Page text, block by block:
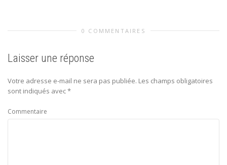
0 COMMENTAIRES
Laisser une réponse
Votre adresse e-mail ne sera pas publiée. Les champs obligatoires
sont indiqués avec*
Commentaire